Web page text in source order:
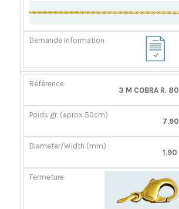
3 M COBRA R. 80
7.90
1.90